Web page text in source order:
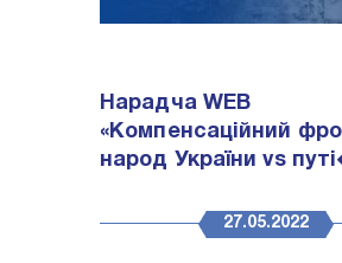
Нарадча WEB
«Компенсаційний
народ України vs
27.05.2022